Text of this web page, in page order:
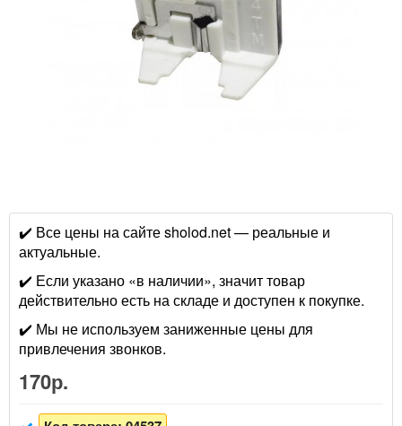
✔️ Все цены на сайте sholod.net — реальные и
актуальные.
✔️ Если указано «в наличии», значит товар
действительно есть на складе и доступен к покупке.
✔️ Мы не используем заниженные цены для
привлечения звонков.
170р.